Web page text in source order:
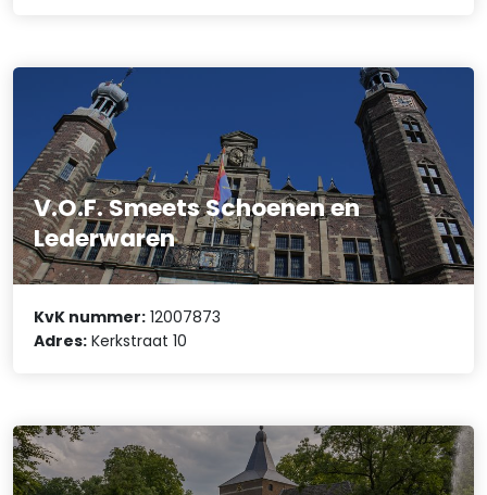
V.O.F. Smeets Schoenen en
Lederwaren
KvK nummer: 12007873
Adres: Kerkstraat 10